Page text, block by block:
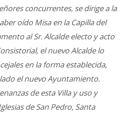
concurrentes, se dirige a la
oído Misa en la Capilla del
al Sr. Alcalde electo y acto
el nuevo Alcalde lo
en la forma establecida,
el nuevo Ayuntamiento.
de esta Villa y uso y
de San Pedro, Santa